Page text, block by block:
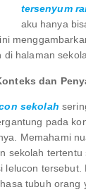
tersenyum
aku hanya
di halaman
dan
sekolah
pada
Memahami
sekolah
lelucon
tubuh orang